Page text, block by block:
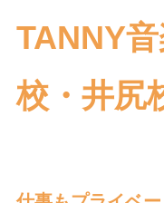
TANNY
校・井尻